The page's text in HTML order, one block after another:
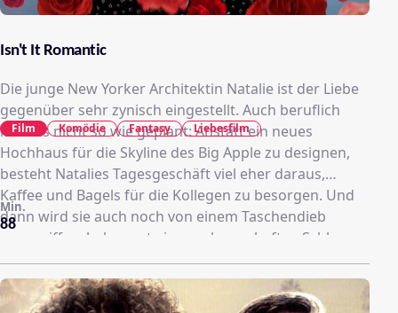
Isn't It Romantic
Die junge New Yorker Architektin Natalie ist der Liebe
gegenüber sehr zynisch eingestellt. Auch beruflich
läuft es nicht so wie geplant: Anstatt ein neues
Hochhaus für die Skyline des Big Apple zu designen,
besteht Natalies Tagesgeschäft viel eher daraus,
Kaffee und Bagels für die Kollegen zu besorgen. Und
dann wird sie auch noch von einem Taschendieb
angegriffen, bekommt einen schmerzhaften Schlag
auf den Kopf und wird bewusstlos. Als Natalie endlich
wieder erwacht, ist sie gefangen in ihrem ganz
persönlichen Alptraum: einer romantischen Komödie.
88
Min.
Film Komödie Fantasy Liebesfilm